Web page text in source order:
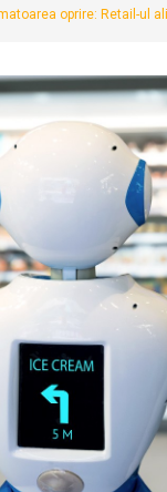
oprire: Retail-ul